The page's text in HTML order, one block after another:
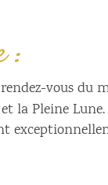
:
rendez-vous du
la Pleine